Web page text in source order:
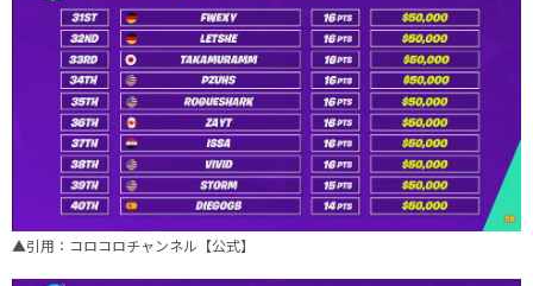
▲引用：コロコロチャンネル【公式】